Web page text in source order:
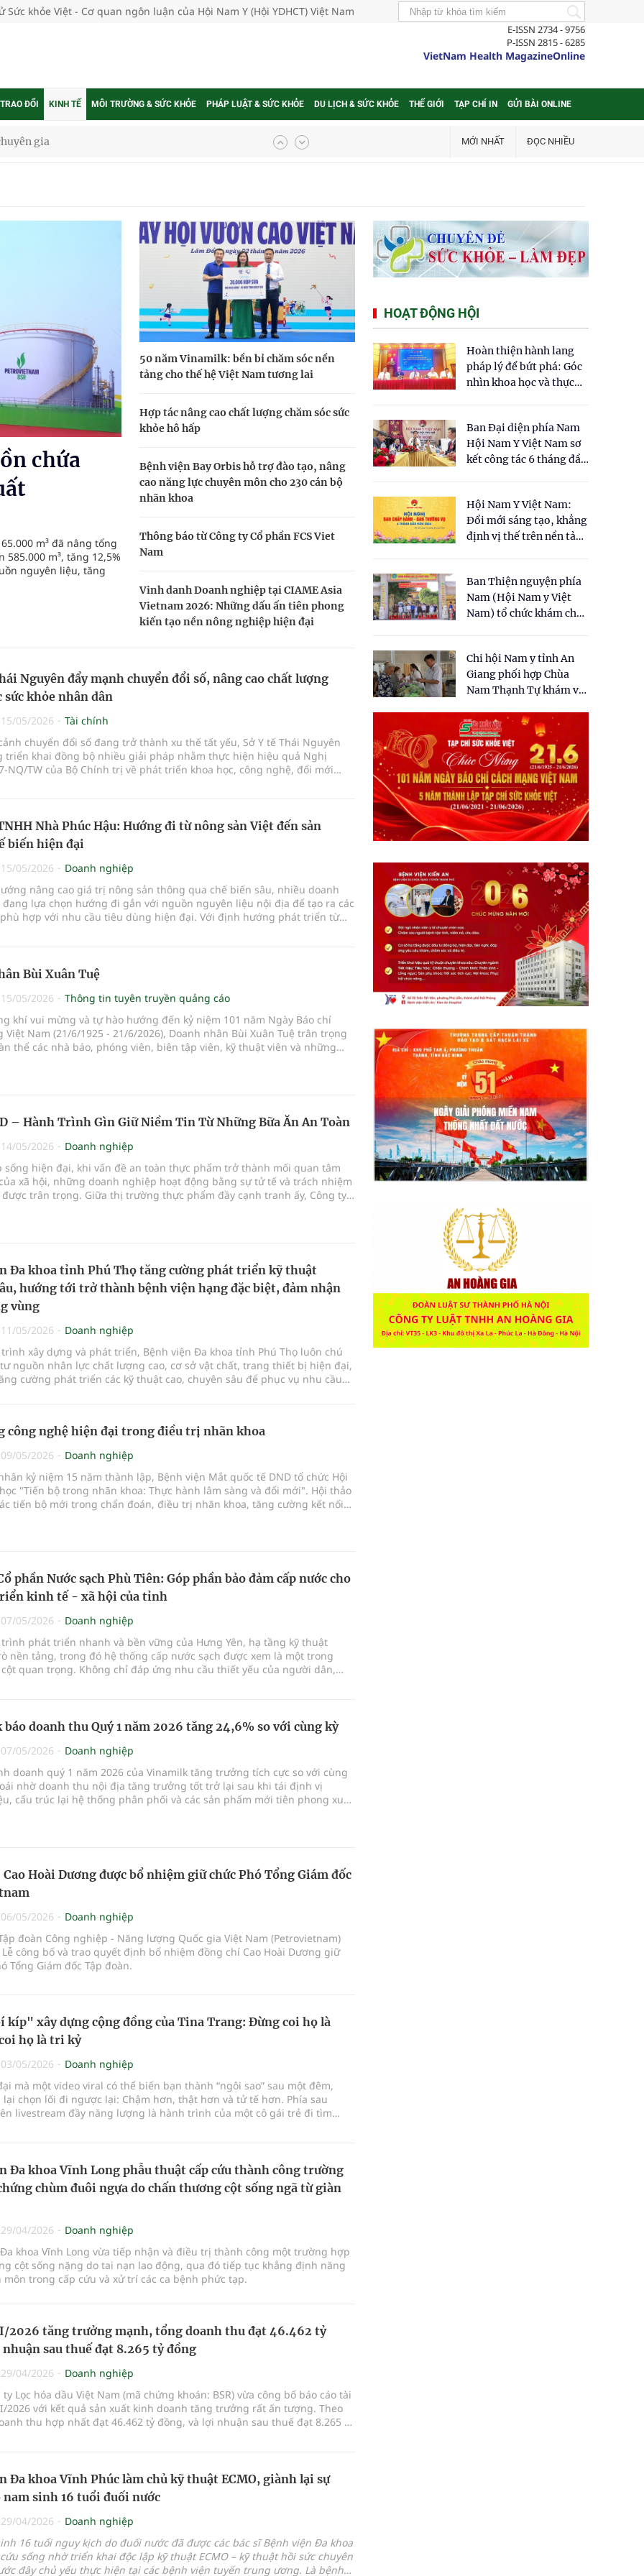
Sức khỏe Việt - Cơ quan ngôn luận của Hội Nam Y (Hội YDHCT) Việt Nam
E-ISSN 2734 - 9756
P-ISSN 2815 - 6285
VietNam Health MagazineOnline
ĐỔI KINH TẾ MÔI TRƯỜNG & SỨC KHỎE PHÁP LUẬT & SỨC KHỎE DU LỊCH & SỨC KHỎE THẾ GIỚI TẠP CHÍ IN GỬI BÀI ONLINE
gia
ung thư
Của Các Loài Nhân Sâm (Panax Spp.): Tổng
quốc
mới của Việt Nam
khám sàng lọc cho người dân
cực hiệu quả
MỚI NHẤT ĐỌC NHIỀU
chứa
m³ đã nâng tổng
m³, tăng 12,5%
nguyên liệu, tăng
50 năm Vinamilk: bền bỉ chăm sóc nền
tảng cho thế hệ Việt Nam tương lai
Hợp tác nâng cao chất lượng chăm sóc sức
khỏe hô hấp
Bệnh viện Bay Orbis hỗ trợ đào tạo, nâng
cao năng lực chuyên môn cho 230 cán bộ
nhãn khoa
Thông báo từ Công ty Cổ phần FCS Viet
Nam
Vinh danh Doanh nghiệp tại CIAME Asia
Vietnam 2026: Những dấu ấn tiên phong
kiến tạo nền nông nghiệp hiện đại
Nguyên đẩy mạnh chuyển đổi số, nâng cao chất lượng
sức khỏe nhân dân
15/05/2026
Tài chính
chuyển đổi số đang trở thành xu thế tất yếu, Sở Y tế Thái Nguyên
triển khai đồng bộ nhiều giải pháp nhằm thực hiện hiệu quả Nghị
NQ/TW của Bộ Chính trị về phát triển khoa học, công nghệ, đổi mới
Nhà Phúc Hậu: Hướng đi từ nông sản Việt đến sản
biến hiện đại
15/05/2026
Doanh nghiệp
nâng cao giá trị nông sản thông qua chế biến sâu, nhiều doanh
lựa chọn hướng đi gắn với nguồn nguyên liệu nội địa để tạo ra các
hợp với nhu cầu tiêu dùng hiện đại. Với định hướng phát triển từ
Bùi Xuân Tuệ
15/05/2026
Thông tin tuyên truyền quảng cáo
khí vui mừng và tự hào hướng đến kỷ niệm 101 năm Ngày Báo chí
Việt Nam (21/6/1925 - 21/6/2026), Doanh nhân Bùi Xuân Tuệ trân trọng
thể các nhà báo, phóng viên, biên tập viên, kỹ thuật viên và những
– Hành Trình Gìn Giữ Niềm Tin Từ Những Bữa Ăn An Toàn
14/05/2026
Doanh nghiệp
sống hiện đại, khi vấn đề an toàn thực phẩm trở thành mối quan tâm
xã hội, những doanh nghiệp hoạt động bằng sự tử tế và trách nhiệm
được trân trọng. Giữa thị trường thực phẩm đầy cạnh tranh ấy, Công ty
Đa khoa tỉnh Phú Thọ tăng cường phát triển kỹ thuật
hướng tới trở thành bệnh viện hạng đặc biệt, đảm nhận
vùng
11/05/2026
Doanh nghiệp
xây dựng và phát triển, Bệnh viện Đa khoa tỉnh Phú Thọ luôn chú
nguồn nhân lực chất lượng cao, cơ sở vật chất, trang thiết bị hiện đại,
cường phát triển các kỹ thuật cao, chuyên sâu để phục vụ nhu cầu
nhận chức năng vùng.
công nghệ hiện đại trong điều trị nhãn khoa
09/05/2026
Doanh nghiệp
kỷ niệm 15 năm thành lập, Bệnh viện Mắt quốc tế DND tổ chức Hội
"Tiến bộ trong nhãn khoa: Thực hành lâm sàng và đổi mới". Hội thảo
tiến bộ mới trong chẩn đoán, điều trị nhãn khoa, tăng cường kết nối
phần Nước sạch Phù Tiên: Góp phần bảo đảm cấp nước cho
kinh tế - xã hội của tỉnh
07/05/2026
Doanh nghiệp
phát triển nhanh và bền vững của Hưng Yên, hạ tầng kỹ thuật
nền tảng, trong đó hệ thống cấp nước sạch được xem là một trong
quan trọng. Không chỉ đáp ứng nhu cầu thiết yếu của người dân,
hội của địa phương.
doanh thu Quý 1 năm 2026 tăng 24,6% so với cùng kỳ
07/05/2026
Doanh nghiệp
doanh quý 1 năm 2026 của Vinamilk tăng trưởng tích cực so với cùng
nhờ doanh thu nội địa tăng trưởng tốt trở lại sau khi tái định vị
cấu trúc lại hệ thống phân phối và các sản phẩm mới tiên phong xu
Hoài Dương được bổ nhiệm giữ chức Phó Tổng Giám đốc
06/05/2026
Doanh nghiệp
đoàn Công nghiệp - Năng lượng Quốc gia Việt Nam (Petrovietnam)
công bố và trao quyết định bổ nhiệm đồng chí Cao Hoài Dương giữ
Tổng Giám đốc Tập đoàn.
kíp" xây dựng cộng đồng của Tina Trang: Đừng coi họ là
họ là tri kỷ
03/05/2026
Doanh nghiệp
mà một video viral có thể biến bạn thành “ngôi sao” sau một đêm,
lại chọn lối đi ngược lại: Chậm hơn, thật hơn và tử tế hơn. Phía sau
livestream đầy năng lượng là hành trình của một cô gái trẻ đi tìm
Đa khoa Vĩnh Long phẫu thuật cấp cứu thành công trường
chùm đuôi ngựa do chấn thương cột sống ngã từ giàn
29/04/2026
Doanh nghiệp
khoa Vĩnh Long vừa tiếp nhận và điều trị thành công một trường hợp
cột sống nặng do tai nạn lao động, qua đó tiếp tục khẳng định năng
môn trong cấp cứu và xử trí các ca bệnh phức tạp.
I/2026 tăng trưởng mạnh, tổng doanh thu đạt 46.462 tỷ
sau thuế đạt 8.265 tỷ đồng
29/04/2026
Doanh nghiệp
ty Lọc hóa dầu Việt Nam (mã chứng khoán: BSR) vừa công bố báo cáo tài
2026 với kết quả sản xuất kinh doanh tăng trưởng rất ấn tượng. Theo
thu hợp nhất đạt 46.462 tỷ đồng, và lợi nhuận sau thuế đạt 8.265 tỷ
Đa khoa Vĩnh Phúc làm chủ kỹ thuật ECMO, giành lại sự
nam sinh 16 tuổi đuối nước
29/04/2026
Doanh nghiệp
16 tuổi nguy kịch do đuối nước đã được các bác sĩ Bệnh viện Đa khoa
sống nhờ triển khai độc lập kỹ thuật ECMO – kỹ thuật hồi sức chuyên
đây chủ yếu thực hiện tại các bệnh viện tuyến trung ương. Là bệnh
HOẠT ĐỘNG HỘI
Hoàn thiện hành lang
pháp lý để bứt phá: Góc
nhìn khoa học và thực
cho Luật Y dược cổ
truyền Việt Nam"
Ban Đại diện phía Nam
Hội Nam Y Việt Nam sơ
kết công tác 6 tháng đầu
Hội Nam Y Việt Nam:
Đổi mới sáng tạo, khẳng
định vị thế trên nền tảng
Ban Thiện nguyện phía
Nam (Hội Nam y Việt
Nam) tổ chức khám chữa
dân tại xã Tân Tập
Chi hội Nam y tỉnh An
Giang phối hợp Chùa
Nam Thạnh Tự khám và
nhân dân